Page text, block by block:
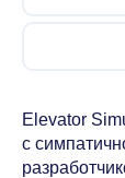
Elevator
с